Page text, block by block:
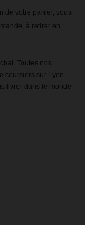
de votre panier, vous
à retirer en
Toutes nos
coursiers sur Lyon
livrer dans le monde